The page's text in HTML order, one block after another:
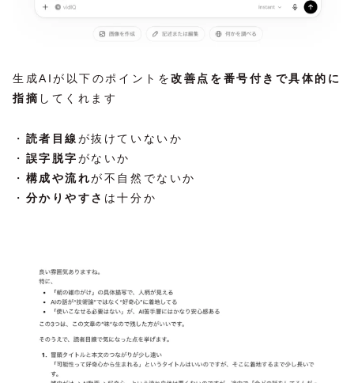
生成AIが以下のポイントを改善点を番号付きで具体的に
指摘 してくれます
・ 読者目線が抜けていないか
・ 誤字脱字がないか
・ 構成や流れが不自然でないか
・ 分かりやすさ は十分か